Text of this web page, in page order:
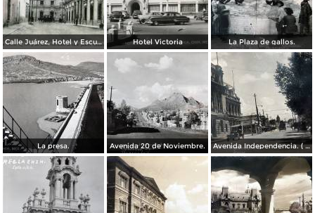
Calle Juárez, Hotel y Escuela Oficial No. 136 Hotel Victoria La Plaza de gallos.
La presa. Avenida 20 de Noviembre. Avenida Independencia. ( Circulada el 12 de Abril de 1929 ).